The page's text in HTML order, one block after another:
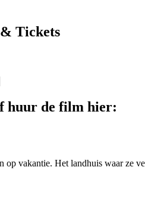
Tickets
huur de film hier:
vakantie. Het landhuis waar ze